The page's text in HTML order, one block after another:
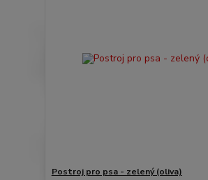
Postroj pro psa - zelený (oliva)